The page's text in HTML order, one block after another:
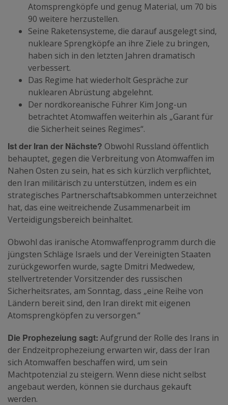
Atomsprengköpfe und genug Material, um 70 bis
90 weitere herzustellen.
Seine Raketensysteme, die darauf ausgelegt sind,
nukleare Sprengköpfe an ihre Ziele zu bringen,
haben sich in den letzten Jahren dramatisch
verbessert.
Das Regime hat wiederholt Gespräche zur
nuklearen Abrüstung abgelehnt.
Der nordkoreanische Führer Kim Jong-un
betrachtet Atomwaffen weiterhin als „Garant für
die Sicherheit seines Regimes“.
Ist der Iran der Nächste? Obwohl Russland öffentlich
behauptet, gegen die Verbreitung von Atomwaffen im
Nahen Osten zu sein, hat es sich kürzlich verpflichtet,
den Iran militärisch zu unterstützen, indem es ein
strategisches Partnerschaftsabkommen unterzeichnet
hat, das eine weitreichende Zusammenarbeit im
Verteidigungsbereich beinhaltet.
Obwohl das iranische Atomwaffenprogramm durch die
jüngsten Schläge Israels und der Vereinigten Staaten
zurückgeworfen wurde, sagte Dmitri Medwedew,
stellvertretender Vorsitzender des russischen
Sicherheitsrates, am Sonntag, dass „eine Reihe von
Ländern bereit sind, den Iran direkt mit eigenen
Atomsprengköpfen zu versorgen.“
Die Prophezeiung sagt: Aufgrund der Rolle des Irans in
der Endzeitprophezeiung erwarten wir, dass der Iran
sich Atomwaffen beschaffen wird, um sein
Machtpotenzial zu steigern. Wenn diese nicht selbst
angebaut werden, können sie durchaus gekauft
werden.